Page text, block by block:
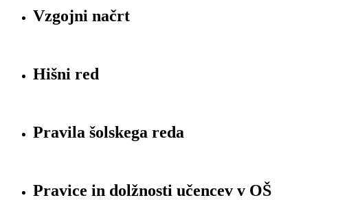
Vzgojni načrt
Hišni red
Pravila šolskega reda
Pravice in dolžnosti učencev v OŠ